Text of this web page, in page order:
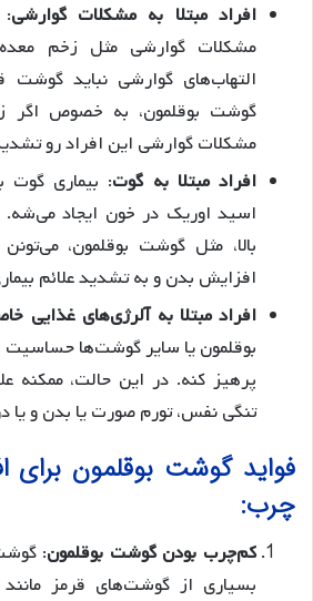
افراد مبتلا به مشکلات گوارشی:
مشکلات گوارشی مثل زخم
التهاب‌های گوارشی نباید گوشت
گوشت بوقلمون، به خصوص اگر
مشکلات گوارشی این افراد رو
افراد مبتلا به گوت: بیماری
اسید اوریک در خون ایجاد
بالا، مثل گوشت بوقلمون،
افزایش بدن و به تشدید علائم
افراد مبتلا به آلرژی‌های غذایی
بوقلمون یا سایر گوشت‌ها حساسیت
پرهیز کنه. در این حالت، ممکنه
تنگی نفس، تورم صورت یا بدن و یا
فواید گوشت بوقلمون برای
چرب:
کم‌چرب بودن گوشت بوقلمون:
بسیاری از گوشت‌های قرمز